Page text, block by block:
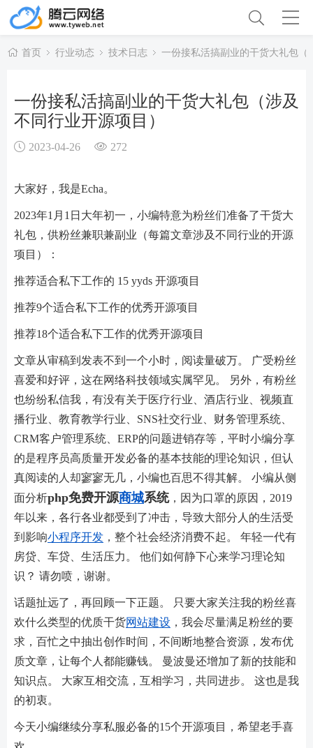
首页 行业动态 技术日志 一份接私活搞副业的干货大礼包（
一份接私活搞副业的干货大礼包（涉及
不同行业开源项目）
2023-04-26 272
大家好，我是Echa。
2023年1月1日大年初一，小编特意为粉丝们准备了干货大
礼包，供粉丝兼职兼副业（每篇文章涉及不同行业的开源
项目）：
推荐适合私下工作的 15 yyds 开源项目
推荐9个适合私下工作的优秀开源项目
推荐18个适合私下工作的优秀开源项目
文章从审稿到发表不到一个小时，阅读量破万。 广受粉丝
喜爱和好评，这在网络科技领域实属罕见。 另外，有粉丝
也纷纷私信我，有没有关于医疗行业、酒店行业、视频直
播行业、教育教学行业、SNS社交行业、财务管理系统、
CRM客户管理系统、ERP的问题进销存等，平时小编分享
的是程序员高质量开发必备的基本技能的理论知识，但认
真阅读的人却寥寥无几，小编也百思不得其解。 小编从侧
面分析php免费开源商城系统 ，因为口罩的原因，2019
年以来，各行各业都受到了冲击，导致大部分人的生活受
到影响小程序开发 ，整个社会经济消费不起。 年轻一代有
房贷、车贷、生活压力。 他们如何静下心来学习理论知
识？ 请勿喷，谢谢。
话题扯远了，再回顾一下正题。 只要大家关注我的粉丝喜
欢什么类型的优质干货网站建设 ，我会尽量满足粉丝的要
求，百忙之中抽出创作时间，不间断地整合资源，发布优
质文章，让每个人都能赚钱。 曼波曼还增加了新的技能和
知识点。 大家互相交流，互相学习，共同进步。 这也是我
的初衷。
今天小编继续分享私服必备的15个开源项目，希望老手喜